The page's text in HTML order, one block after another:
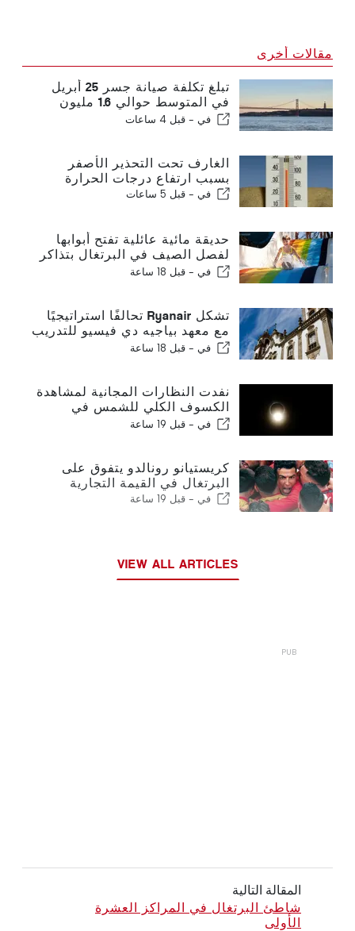
مقالات أخرى
تبلغ تكلفة صيانة جسر 25 أبريل
في المتوسط حوالي 1.6 مليون
يورو سنويًا
في - قبل 4 ساعات
الغارف تحت التحذير الأصفر
بسبب ارتفاع درجات الحرارة
في - قبل 5 ساعات
حديقة مائية عائلية تفتح أبوابها
لفصل الصيف في البرتغال بتذاكر
بقيمة 2 يوروفي - قبل 18 ساعة
تشكل Ryanair تحالفًا استراتيجيًا
مع معهد بياجيه دي فيسيو للتدريب
على قطاع الطيران في البرتغال
في - قبل 18 ساعة
نفدت النظارات المجانية لمشاهدة
الكسوف الكلي للشمس في
البرتغال
في - قبل 19 ساعة
كريستيانو رونالدو يتفوق على
البرتغال في القيمة التجارية
في - قبل 19 ساعة
VIEW ALL ARTICLES
المقالة التالية
شاطئ البرتغال في المراكز العشرة
الأولى